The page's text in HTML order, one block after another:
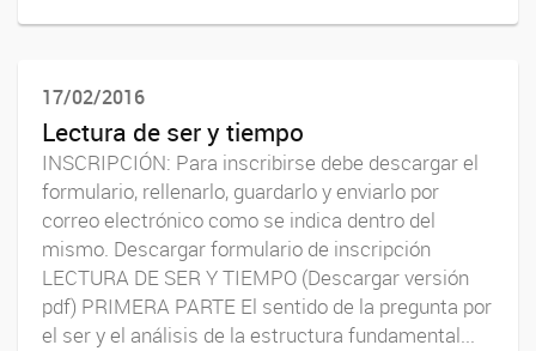
17/02/2016
Lectura de ser y tiempo
INSCRIPCIÓN: Para inscribirse debe descargar el
formulario, rellenarlo, guardarlo y enviarlo por
correo electrónico como se indica dentro del
mismo. Descargar formulario de inscripción
LECTURA DE SER Y TIEMPO (Descargar versión
pdf) PRIMERA PARTE El sentido de la pregunta por
el ser y el análisis de la estructura fundamental...